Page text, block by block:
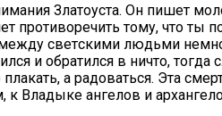
Зла­то­уста. Он пи­шет
про­ти­во­ре­чить то­му, что ты
свет­ски­ми людь­ми
и об­ра­тил­ся в ни­что,
а ра­до­вать­ся. Эта
Вла­ды­ке ан­ге­лов и